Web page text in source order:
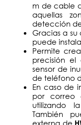
m de cable
aquellas
detección
Gracias a
puede
Permite
precisión
sensor de
de teléfono
En caso de
por correo
utilizando
También